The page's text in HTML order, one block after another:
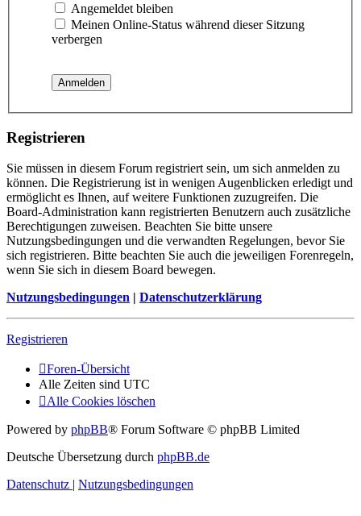
Angemeldet bleiben
Meinen Online-Status während dieser Sitzung
verbergen
Registrieren
Sie müssen in diesem Forum registriert sein, um sich anmelden zu
können. Die Registrierung ist in wenigen Augenblicken erledigt und
ermöglicht es Ihnen, auf weitere Funktionen zuzugreifen. Die
Board-Administration kann registrierten Benutzern auch zusätzliche
Berechtigungen zuweisen. Beachten Sie bitte unsere
Nutzungsbedingungen und die verwandten Regelungen, bevor Sie
sich registrieren. Bitte beachten Sie auch die jeweiligen Forenregeln,
wenn Sie sich in diesem Board bewegen.
Nutzungsbedingungen | Datenschutzerklärung
Registrieren
Foren-Übersicht
Alle Zeiten sind UTC
Alle Cookies löschen
Powered by phpBB® Forum Software © phpBB Limited
Deutsche Übersetzung durch phpBB.de
Datenschutz | Nutzungsbedingungen